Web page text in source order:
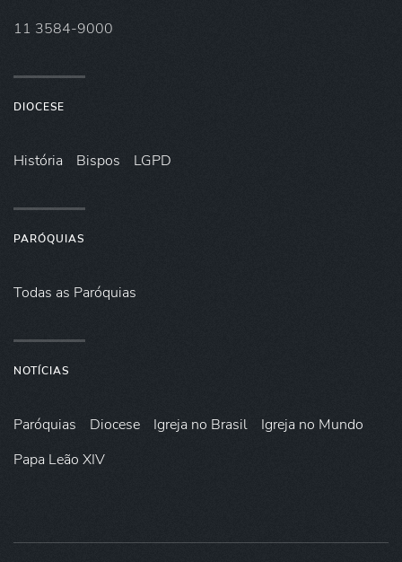
11 3584-9000
DIOCESE
História Bispos LGPD
PARÓQUIAS
Todas as Paróquias
NOTÍCIAS
Paróquias Diocese Igreja no Brasil
Igreja no Mundo
Papa Leão XIV